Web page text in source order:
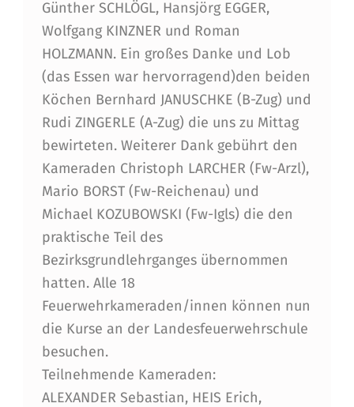
G
A
N
G
I
B
K
.
-
S
T
A
D
T
Günther SCHLÖGL, Hansjörg EGGER,
Wolfgang KINZNER und Roman
HOLZMANN. Ein großes Danke und Lob
(das Essen war hervorragend)den beiden
Köchen Bernhard JANUSCHKE (B-Zug) und
Rudi ZINGERLE (A-Zug) die uns zu Mittag
bewirteten. Weiterer Dank gebührt den
Kameraden Christoph LARCHER (Fw-Arzl),
Mario BORST (Fw-Reichenau) und
Michael KOZUBOWSKI (Fw-Igls) die den
praktische Teil des
Bezirksgrundlehrganges übernommen
hatten. Alle 18
Feuerwehrkameraden/innen können nun
die Kurse an der Landesfeuerwehrschule
besuchen.
Teilnehmende Kameraden:
ALEXANDER Sebastian, HEIS Erich,